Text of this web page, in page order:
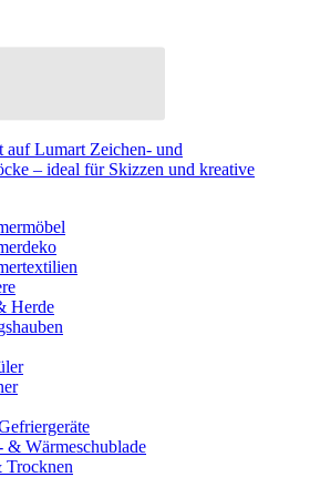
auf Lumart Zeichen- und
– ideal für Skizzen und kreative
Herde
& Wärmeschublade
Trocknen